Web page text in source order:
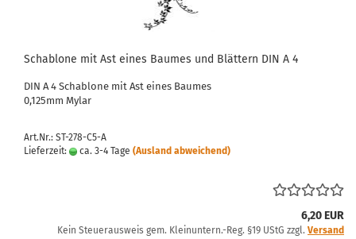
Schablone mit Ast eines Baumes und Blättern DIN A 4
DIN A 4 Schablone mit Ast eines Baumes
0,125mm Mylar
Art.Nr.: ST-278-C5-A
Lieferzeit:
ca. 3-4 Tage (Ausland abweichend)
6,20 EUR
Kein Steuerausweis gem. Kleinuntern.-Reg. §19 UStG zzgl. Versand